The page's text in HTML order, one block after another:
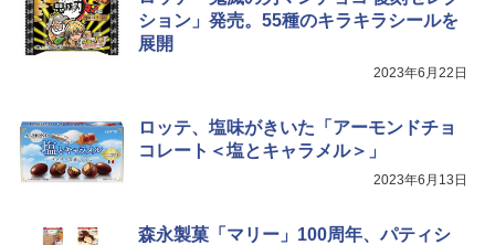
￥34,266
AX-XJ1-B ブラック 30L 2段調理 コンベ
クション トースト機能
ション」発売。55種のキラキラシールを
展開
2023年6月22日
ロッテ、塩味がきいた「アーモンドチョ
コレート＜塩とキャラメル＞」
2023年6月13日
森永製菓「マリー」100周年、パティシ